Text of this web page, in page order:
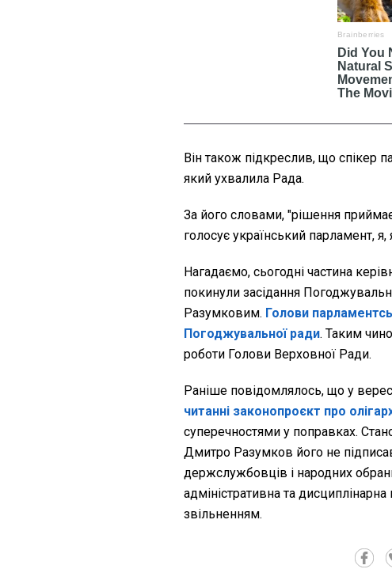
Він також підкреслив, що спікер
який ухвалила Рада.
За його словами, "рішення
голосує український парламент, я,
Нагадаємо, сьогодні частина
покинули засідання
Разумковим. Голови
Погоджувальної ради. Таким
роботи Голови Верховної Ради.
Раніше повідомлялось, що у
читанні законопроєкт про
суперечностями у поправках.
Дмитро Разумков його не
держслужбовців і народних
адміністративна та
звільненням.